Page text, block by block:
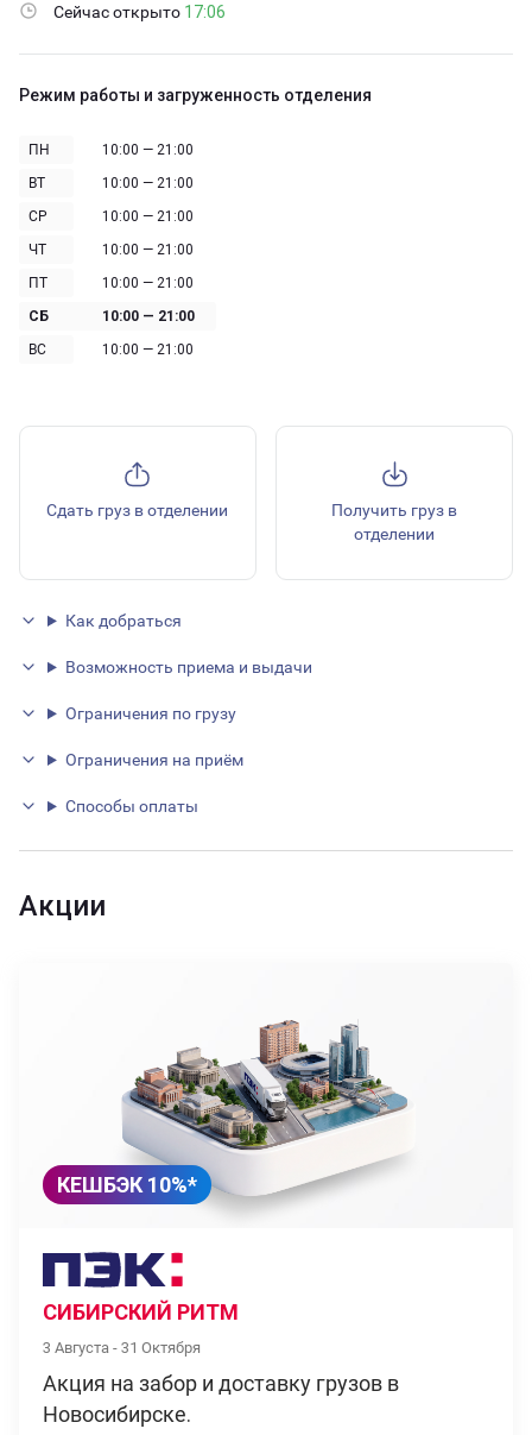
Сейчас открыто 17:06
Режим работы и загруженность отделения
ПН
10:00 — 21:00
ВТ
10:00 — 21:00
СР
10:00 — 21:00
ЧТ
10:00 — 21:00
ПТ
10:00 — 21:00
СБ
10:00 — 21:00
ВС
10:00 — 21:00
Сдать груз в отделении
Получить груз в
отделении
Как добраться
Возможность приема и выдачи
Ограничения по грузу
Ограничения на приём
Способы оплаты
Акции
КЕШБЭК 10%*
СИБИРСКИЙ РИТМ
3 Августа - 31 Октября
Акция на забор и доставку грузов в
Новосибирске.